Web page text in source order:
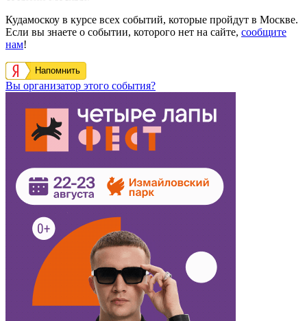
Кудамоскоу в курсе всех событий, которые пройдут в Москве.
Если вы знаете о событии, которого нет на сайте, сообщите
нам!
Напомнить
Вы организатор этого события?